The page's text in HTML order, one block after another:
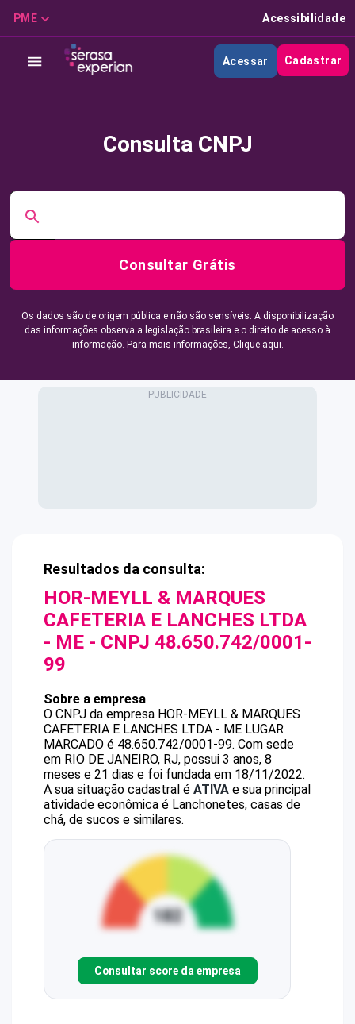
PME Acessibilidade
Acessar Cadastrar
Consulta CNPJ
Consultar Grátis
Os dados são de origem pública e não são sensíveis. A disponibilização
das informações observa a legislação brasileira e o direito de acesso à
informação. Para mais informações, Clique aqui.
Resultados da consulta:
HOR-MEYLL & MARQUES
CAFETERIA E LANCHES LTDA
- ME - CNPJ 48.650.742/0001-
99
Sobre a empresa
O CNPJ da empresa HOR-MEYLL & MARQUES
CAFETERIA E LANCHES LTDA - ME LUGAR
MARCADO é 48.650.742/0001-99. Com sede
em RIO DE JANEIRO, RJ, possui 3 anos, 8
meses e 21 dias e foi fundada em 18/11/2022.
A sua situação cadastral é ATIVA e sua principal
atividade econômica é Lanchonetes, casas de
chá, de sucos e similares.
Consultar score da empresa